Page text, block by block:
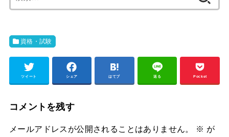
索:
資格・試験
ツイート シェア はてブ 送る Pocket
コメントを残す
メールアドレスが公開されることはありません。 ※ が